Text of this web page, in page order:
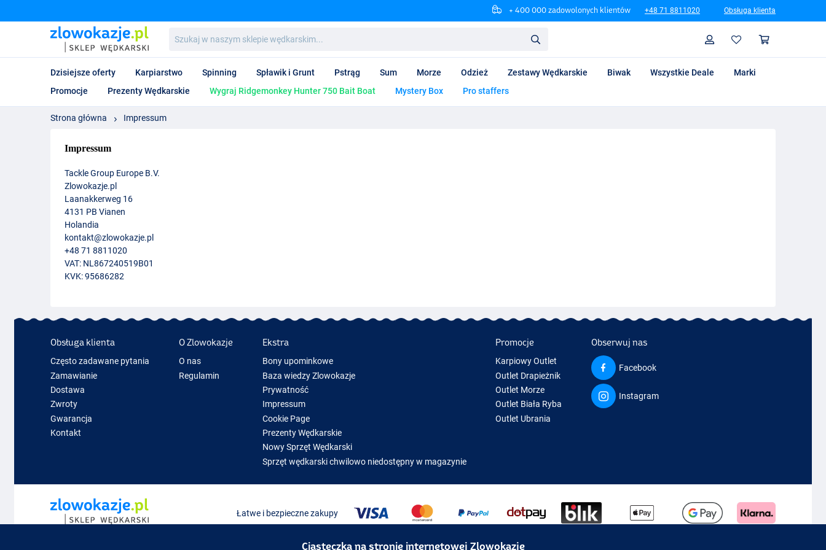
+ 400 000 zadowolonych klientów +48 71 8811020 Obsługa klienta
w
naszym
wędkarskim...
Profil
Dzisiejsze oferty Karpiarstwo Spinning Spławik i Grunt Pstrąg Sum Morze Odzież Zestawy Wędkarskie Biwak Wszystkie Deale
Marki
Promocje
Prezenty Wędkarskie Wygraj Ridgemonkey Hunter 750 Bait Boat Mystery Box Pro staffers
Strona główna Impressum
Impressum
Tackle Group Europe B.V.
Zlowokazje.pl
Laanakkerweg 16
4131 PB Vianen
Holandia
kontakt@zlowokazje.pl
+48 71 8811020
VAT: NL867240519B01
KVK: 95686282
Obsługa klienta
Często zadawane pytania
Zamawianie
Dostawa
Zwroty
Gwarancja
Kontakt
O Zlowokazje
O nas
Regulamin
Ekstra
Bony upominkowe
Baza wiedzy Zlowokazje
Prywatność
Impressum
Cookie Page
Prezenty Wędkarskie
Nowy Sprzęt Wędkarski
Sprzęt wędkarski chwilowo niedostępny w magazynie
Promocje
Karpiowy Outlet
Outlet Drapieżnik
Outlet Morze
Outlet Biała Ryba
Outlet Ubrania
Obserwuj nas
Facebook
Instagram
Łatwe i bezpieczne zakupy
Ciasteczka na stronie internetowej Zlowokazje